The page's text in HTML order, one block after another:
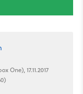
One), 17.11.2017